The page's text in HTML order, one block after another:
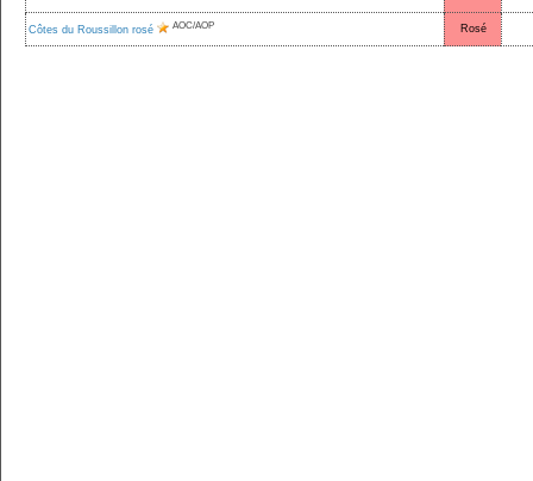
Côtes du Roussillon rosé AOC/AOP Rosé